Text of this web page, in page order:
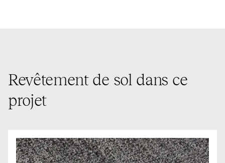
Revêtement de sol dans ce
projet